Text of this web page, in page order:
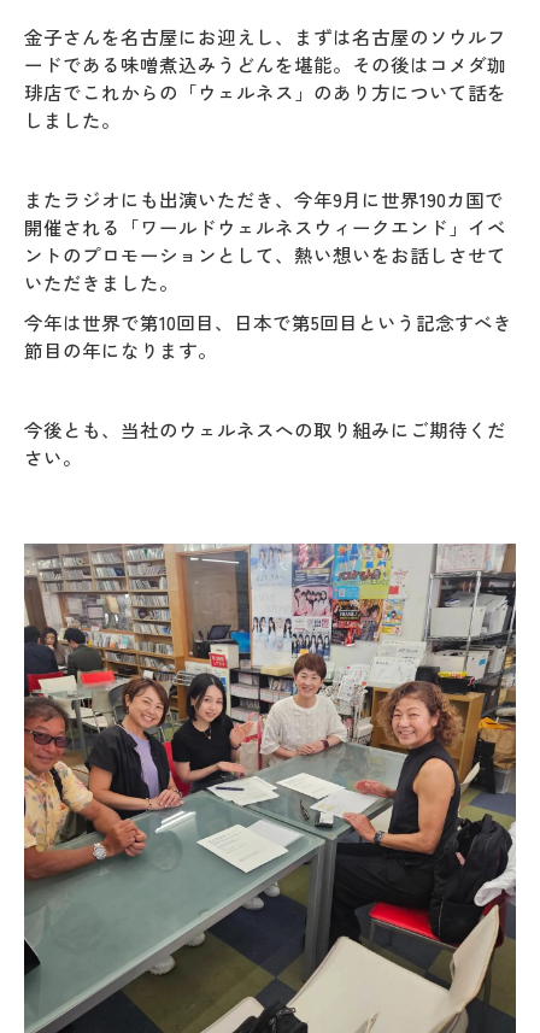
金子さんを名古屋にお迎えし、まずは名古屋のソウルフ
ードである味噌煮込みうどんを堪能。その後はコメダ珈
琲店でこれからの「ウェルネス」のあり方について話を
しました。
またラジオにも出演いただき、今年9月に世界190カ国で
開催される「ワールドウェルネスウィークエンド」イベ
ントのプロモーションとして、熱い想いをお話しさせて
いただきました。
今年は世界で第10回目、日本で第5回目という記念すべき
節目の年になります。
今後とも、当社のウェルネスへの取り組みにご期待くだ
さい。